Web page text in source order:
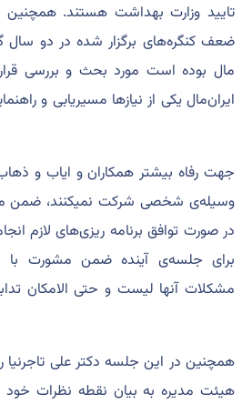
تایید وزارت بهداشت هستند.
ضعف کنگره‌های برگزار شده در دو سال
مال بوده است مورد بحث و بررسی
ایران‌مال یکی از نیازها مسیریابی و
جهت رفاه بیشتر همکاران و ایاب و
وسیله‌ی شخصی شرکت نمیکنند، ضمن
در صورت توافق برنامه ریزی‌های لازم
برای جلسه‌ی آینده ضمن مشورت با
مشکلات آنها لیست و حتی الامکان
همچنین در این جلسه دکتر علی
هیئت مدیره به بیان نقطه نظرات خود